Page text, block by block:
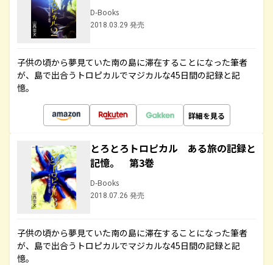
D-Books
2018.03.29 発売
子供の頃から夢見ていた南の島に滞在することになった筆者
が、島で出合うトロピカルでマジカルな45日間の記録と記
憶。
詳細を見る
とろとろトロピカル ある旅の記録と
記憶。 第3巻
D-Books
2018.07.26 発売
子供の頃から夢見ていた南の島に滞在することになった筆者
が、島で出合うトロピカルでマジカルな45日間の記録と記
憶。